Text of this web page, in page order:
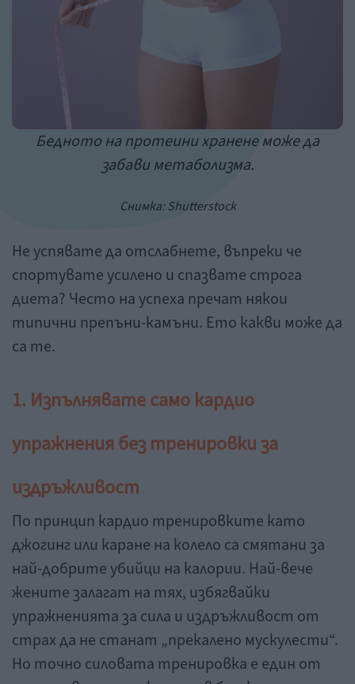
Бедното на протеини хранене може да
забави метаболизма.
Снимка:Shutterstock
Не успявате да отслабнете, въпреки че
спортувате усилено и спазвате строга
диета? Често на успеха пречат някои
типични препъни-камъни. Ето какви може да
са те.
1. Изпълнявате само кардио
упражнения без тренировки за
издръжливост
По принцип кардио тренировките като
джогинг или каране на колело са смятани за
най-добрите убийци на калории. Най-вече
жените залагат на тях, избягвайки
упражненията за сила и издръжливост от
страх да не станат „прекалено мускулести“.
Но точно силовата тренировка е един от